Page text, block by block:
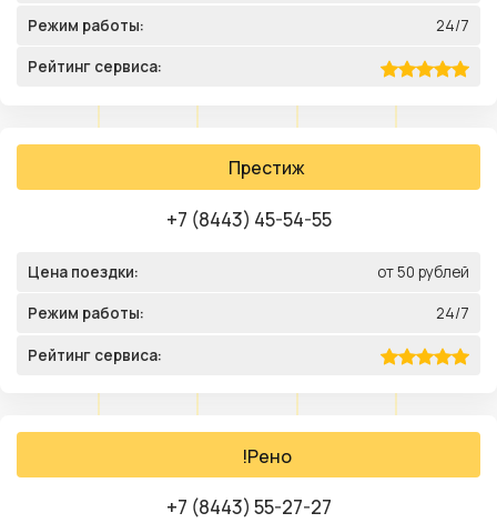
Режим работы: 24/7
Рейтинг сервиса:
Престиж
+7 (8443) 45-54-55
Цена поездки: от 50 рублей
Режим работы: 24/7
Рейтинг сервиса:
!Рено
+7 (8443) 55-27-27